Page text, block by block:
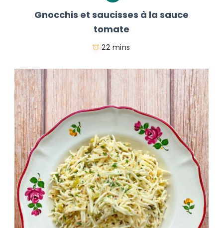
Gnocchis et saucisses à la sauce
tomate
22 mins